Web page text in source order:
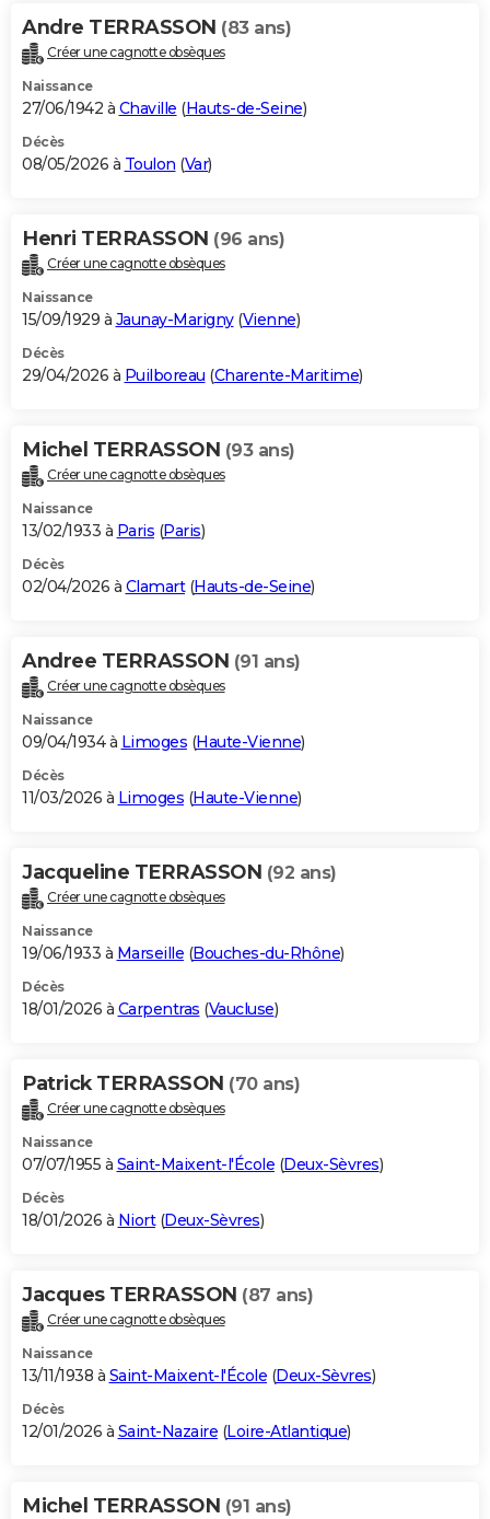
Andre TERRASSON (83 ans)
Créer une cagnotte obsèques
Naissance
27/06/1942 à Chaville (Hauts-de-Seine)
Décès
08/05/2026 à Toulon (Var)
Henri TERRASSON (96 ans)
Créer une cagnotte obsèques
Naissance
15/09/1929 à Jaunay-Marigny(Vienne)
Décès
29/04/2026 à Puilboreau (Charente-Maritime)
Michel TERRASSON (93 ans)
Créer une cagnotte obsèques
Naissance
13/02/1933 à Paris (Paris)
Décès
02/04/2026 à Clamart(Hauts-de-Seine)
Andree TERRASSON (91 ans)
Créer une cagnotte obsèques
Naissance
09/04/1934 à Limoges (Haute-Vienne)
Décès
11/03/2026 à Limoges (Haute-Vienne)
Jacqueline TERRASSON (92 ans)
Créer une cagnotte obsèques
Naissance
19/06/1933 à Marseille (Bouches-du-Rhône)
Décès
18/01/2026 à Carpentras (Vaucluse)
Patrick TERRASSON (70 ans)
Créer une cagnotte obsèques
Naissance
07/07/1955 à Saint-Maixent-l'École (Deux-Sèvres)
Décès
18/01/2026 à Niort(Deux-Sèvres)
Jacques TERRASSON (87 ans)
Créer une cagnotte obsèques
Naissance
13/11/1938 à Saint-Maixent-l'École (Deux-Sèvres)
Décès
12/01/2026 à Saint-Nazaire (Loire-Atlantique)
Michel TERRASSON (91 ans)